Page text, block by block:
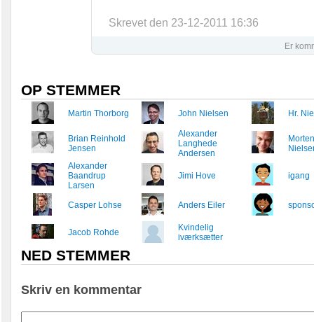
Skrevet den 23-12-2011 16:36
Er
OP STEMMER
Martin Thorborg John Nielsen Hr.
Brian Reinhold
Jensen
Alexander
Langhede
Andersen
Alexander
Baandrup
Larsen
Jimi Hove igang
Casper Lohse Anders Eiler
Jacob Rohde
Kvindelig
iværksætter
NED STEMMER
Skriv en kommentar